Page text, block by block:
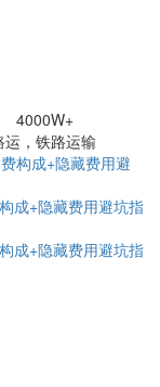
4000W+
，铁路运输
成+隐藏费用避坑指
成+隐藏费用避坑指